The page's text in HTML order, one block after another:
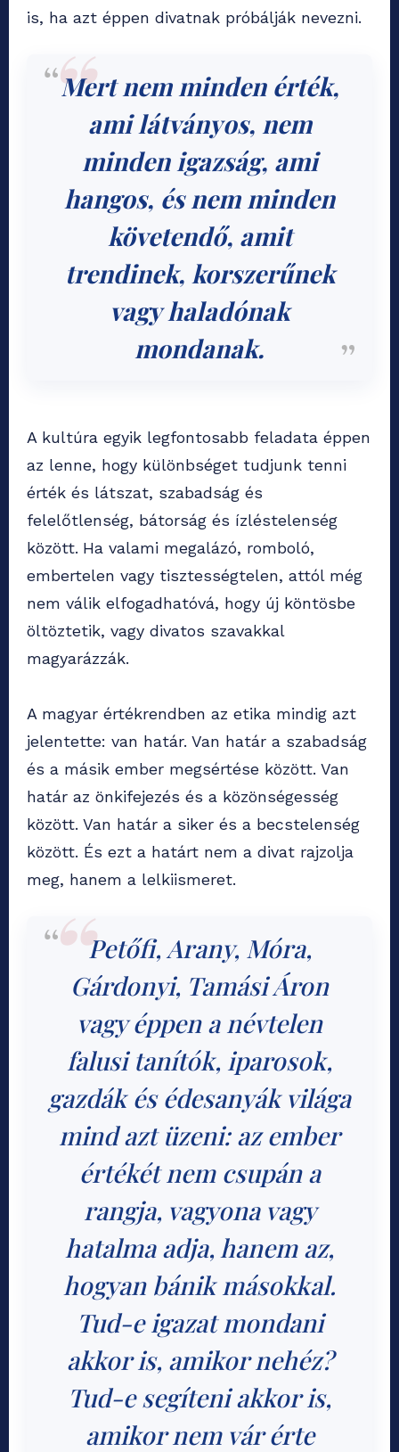
is, ha azt éppen divatnak próbálják nevezni.
Mert nem minden érték,
ami látványos, nem
minden igazság, ami
hangos, és nem minden
követendő, amit
trendinek, korszerűnek
vagy haladónak
mondanak.
A kultúra egyik legfontosabb feladata éppen
az lenne, hogy különbséget tudjunk tenni
érték és látszat, szabadság és
felelőtlenség, bátorság és ízléstelenség
között. Ha valami megalázó, romboló,
embertelen vagy tisztességtelen, attól még
nem válik elfogadhatóvá, hogy új köntösbe
öltöztetik, vagy divatos szavakkal
magyarázzák.
A magyar értékrendben az etika mindig azt
jelentette: van határ. Van határ a szabadság
és a másik ember megsértése között. Van
határ az önkifejezés és a közönségesség
között. Van határ a siker és a becstelenség
között. És ezt a határt nem a divat rajzolja
meg, hanem a lelkiismeret.
Petőfi, Arany, Móra,
Gárdonyi, Tamási Áron
vagy éppen a névtelen
falusi tanítók, iparosok,
gazdák és édesanyák világa
mind azt üzeni: az ember
értékét nem csupán a
rangja, vagyona vagy
hatalma adja, hanem az,
hogyan bánik másokkal.
Tud-e igazat mondani
akkor is, amikor nehéz?
Tud-e segíteni akkor is,
amikor nem vár érte